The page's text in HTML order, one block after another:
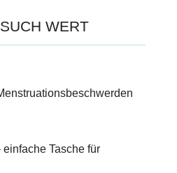
WERT
Tasche für